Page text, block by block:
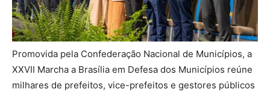
Promovida pela Confederação Nacional de Municípios, a
XXVII Marcha a Brasília em Defesa dos Municípios reúne
milhares de prefeitos, vice-prefeitos e gestores públicos